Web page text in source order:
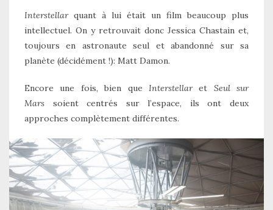
Interstellarquant à lui était un film beaucoup plus
intellectuel. On y retrouvait donc Jessica Chastain et,
toujours en astronaute seul et abandonné sur sa
planète (décidément !): Matt Damon.
Encore une fois, bien que Interstellaret Seul sur
Mars soient centrés sur l’espace, ils ont deux
approches complètement différentes.